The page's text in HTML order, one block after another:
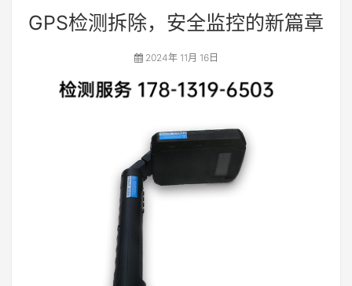
GPS检测拆除，安全监控的新篇章
2024年 11月 16日